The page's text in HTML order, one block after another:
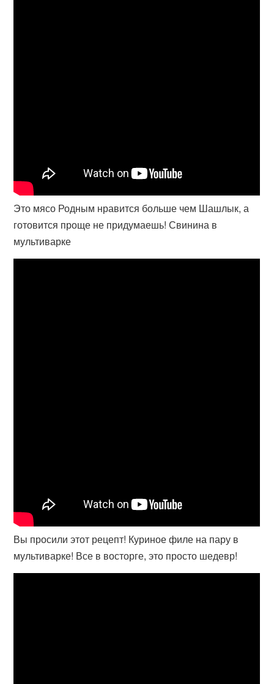
Это мясо Родным нравится больше чем Шашлык, а
готовится проще не придумаешь! Свинина в
мультиварке
Вы просили этот рецепт! Куриное филе на пару в
мультиварке! Все в восторге, это просто шедевр!